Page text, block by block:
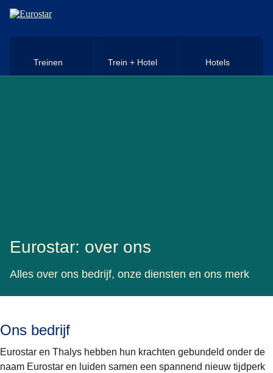
Naar hoofdinhoud
Treinen Trein + Hotel Hotels
Eurostar: over ons
Alles over ons bedrijf, onze diensten en ons merk
Ons bedrijf
Eurostar en Thalys hebben hun krachten gebundeld onder de
naam Eurostar en luiden samen een spannend nieuw tijdperk